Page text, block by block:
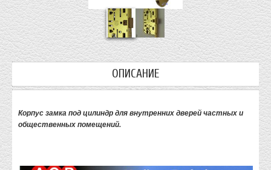
ОПИСАНИЕ
Корпус замка под цилиндр для внутренних дверей частных и
общественных помещений.